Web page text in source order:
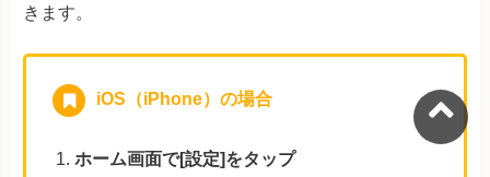
きます。
iOS（iPhone）の場合
ホーム画面で[設定]をタップ